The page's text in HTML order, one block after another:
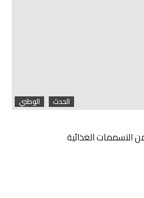
الحدث الوطني
التسممات الغذائية